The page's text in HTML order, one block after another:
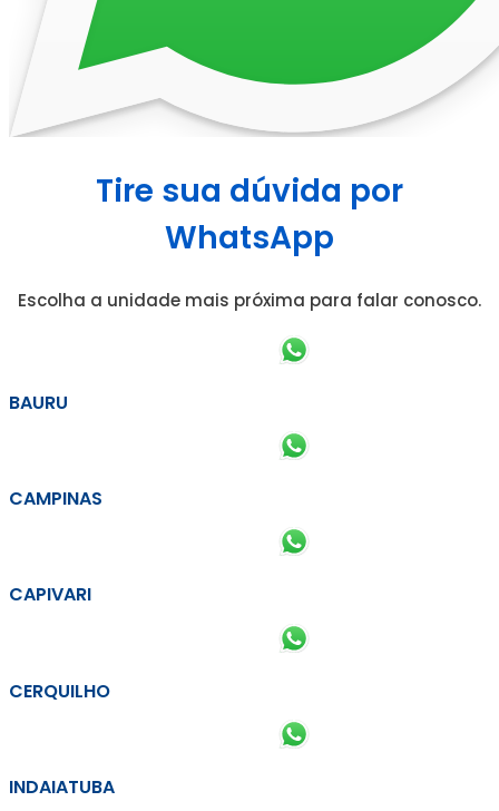
Tire sua dúvida por
WhatsApp
Escolha a unidade mais próxima para falar conosco.
BAURU
CAMPINAS
CAPIVARI
CERQUILHO
INDAIATUBA